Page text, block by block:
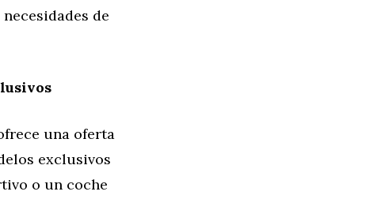
de
una oferta
exclusivos
o un coche